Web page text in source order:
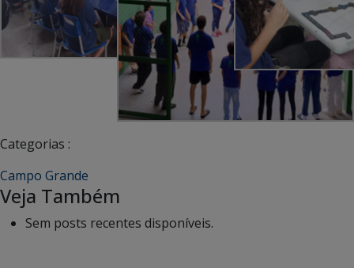
Categorias :
Campo Grande
Veja Também
Sem posts recentes disponíveis.